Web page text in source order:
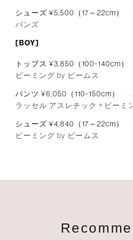
シューズ ¥5,500（17～22cm）
バンズ
[BOY]
トップス ¥3,850（100~140cm）
ビーミング by ビームス
パンツ ¥6,050（110~150cm）
ラッセル アスレチック × ビーミ
シューズ ¥4,840（17～22cm）
ビーミング by ビームス